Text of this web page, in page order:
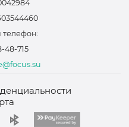
телефон:
48-715